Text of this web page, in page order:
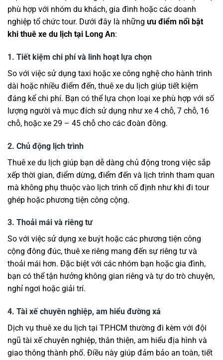
phù hợp với nhóm du khách, gia đình hoặc các doanh
nghiệp tổ chức tour. Dưới đây là những ưu điểm nổi bật
khi thuê xe du lịch tại Long An:
1. Tiết kiệm chi phí và linh hoạt lựa chọn
So với việc sử dụng taxi hoặc xe công nghệ cho hành trình
dài hoặc nhiều điểm đến, thuê xe du lịch giúp tiết kiệm
đáng kể chi phí. Bạn có thể lựa chọn loại xe phù hợp với số
lượng người và mục đích sử dụng như xe 4 chỗ, 7 chỗ, 16
chỗ, hoặc xe 29 – 45 chỗ cho các đoàn đông.
2. Chủ động lịch trình
Thuê xe du lịch giúp bạn dễ dàng chủ động trong việc sắp
xếp thời gian, điểm dừng, điểm đến và lịch trình tham quan
mà không phụ thuộc vào lịch trình cố định như khi đi tour
ghép hoặc phương tiện công cộng.
3. Thoải mái và riêng tư
So với việc sử dụng xe buýt hoặc các phương tiện công
cộng đông đúc, thuê xe riêng mang đến sự riêng tư và
thoải mái hơn. Đặc biệt với các nhóm bạn hoặc gia đình,
bạn có thể tận hưởng không gian riêng và tự do trò chuyện,
nghỉ ngơi hoặc giải trí.
4. Tài xế chuyên nghiệp, am hiểu đường xá
Dịch vụ thuê xe du lịch tại TP.HCM thường đi kèm với đội
ngũ tài xế chuyên nghiệp, thân thiện, am hiểu địa hình và
giao thông thành phố. Điều này giúp đảm bảo an toàn, tiết